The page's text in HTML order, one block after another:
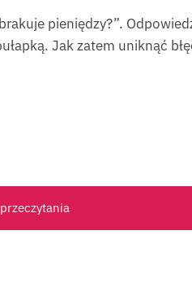
pieniędzy?”.
Jak zatem uniknąć